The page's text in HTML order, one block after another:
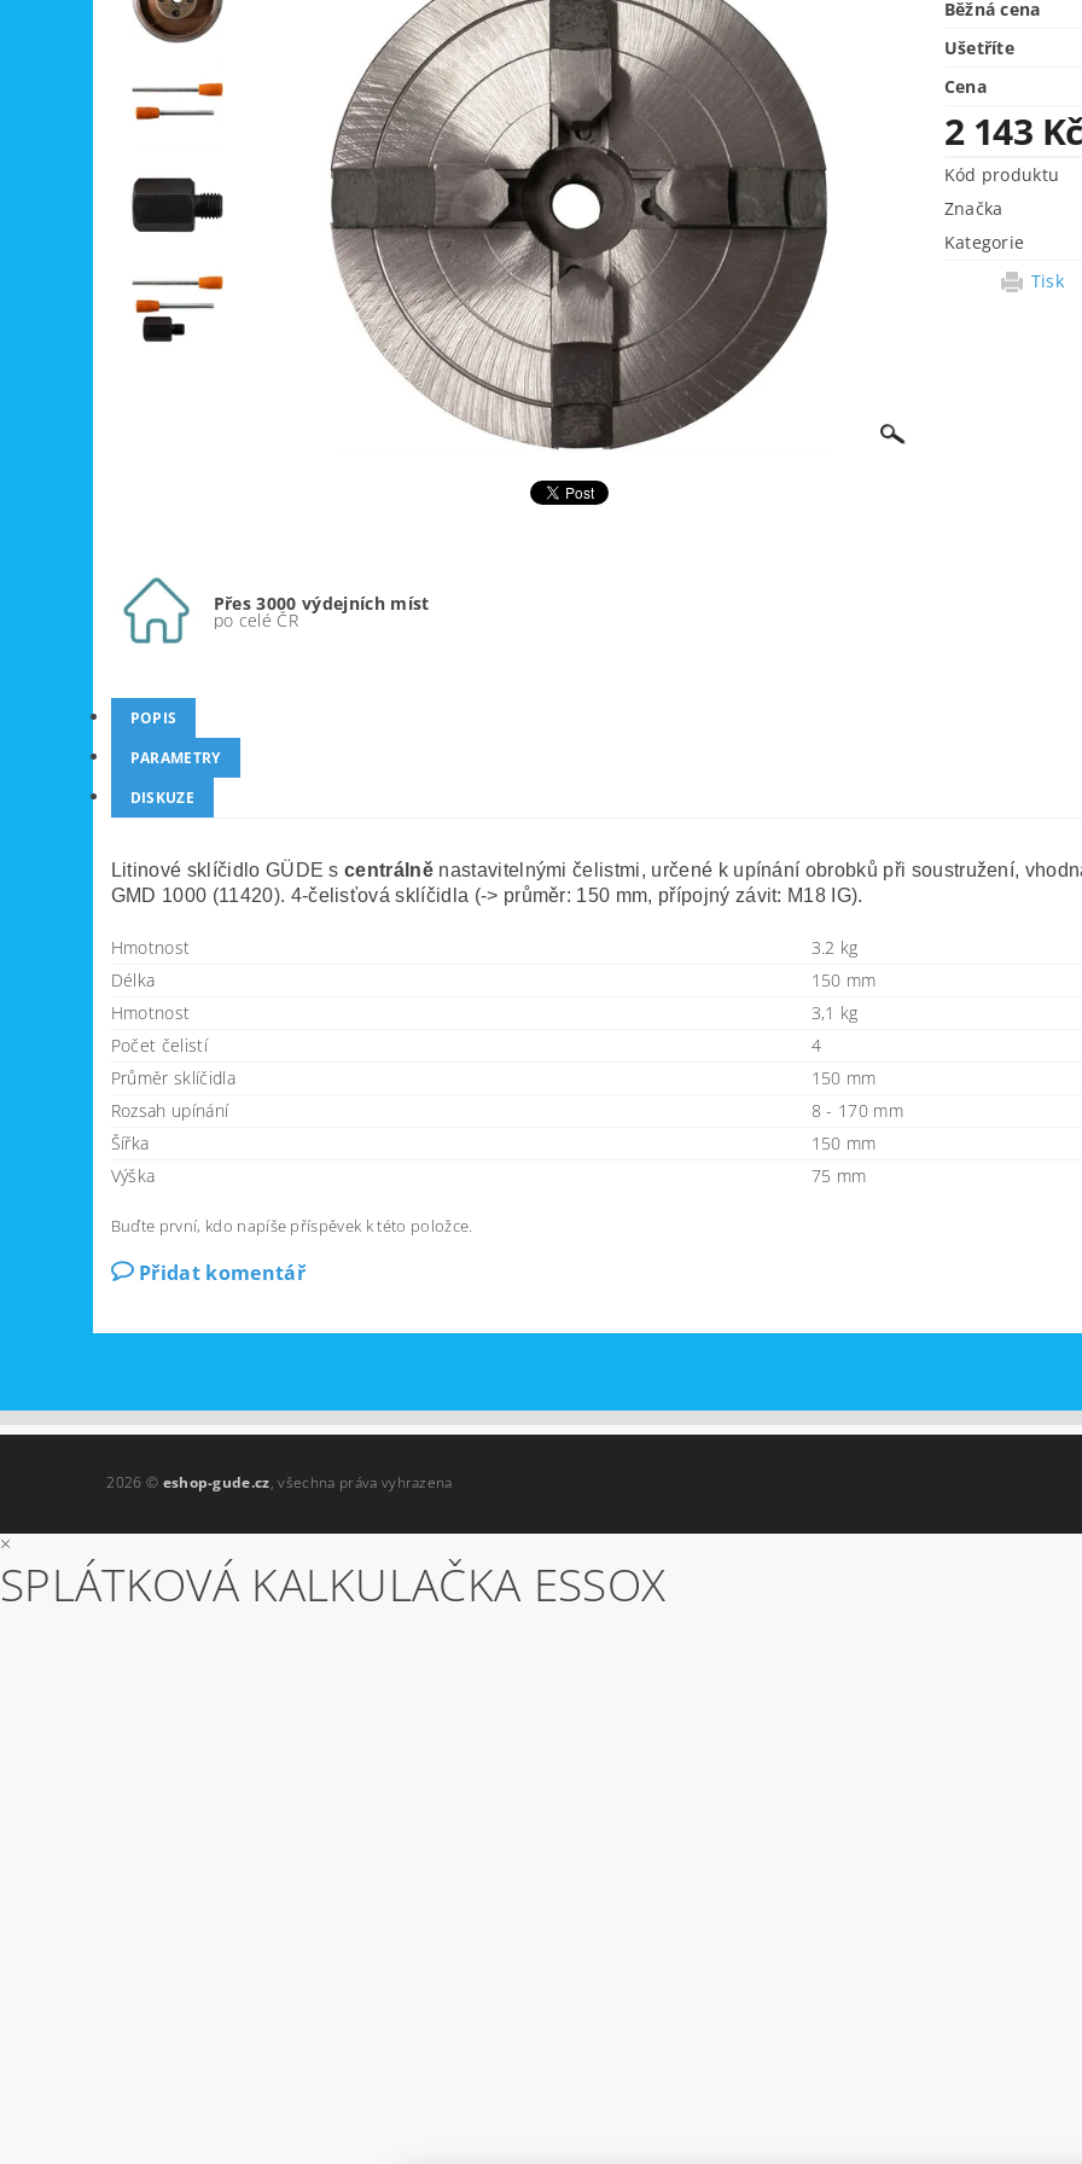
Běžná cena
Ušetříte
Cena
2 143 Kč
Kód produktu
Značka
Kategorie
Tisk
Přes 3000 výdejních míst
po celé ČR
POPIS
PARAMETRY
DISKUZE
Litinové sklíčidlo GÜDE scentrálně nastavitelnými čelistmi, určené k upínání obrobků při soustružení,
GMD 1000 (11420). 4-čelisťová sklíčidla (-> průměr: 150 mm, přípojný závit: M18 IG).
Hmotnost
3.2 kg
Délka
150 mm
Hmotnost
3,1 kg
Počet čelistí
4
Průměr sklíčidla
150 mm
Rozsah upínání
8 - 170 mm
Šířka
150 mm
Výška
75 mm
Buďte první, kdo napíše příspěvek k této položce.
Přidat komentář
2026 © eshop-gude.cz, všechna práva vyhrazena
×
SPLÁTKOVÁ KALKULAČKA ESSOX